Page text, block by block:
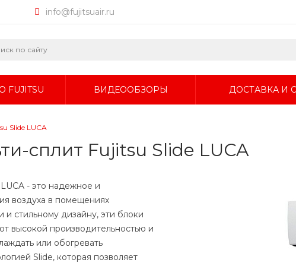
info@fujitsuair.ru
О FUJITSU ВИДЕООБЗОРЫ ДОСТАВКА И
Slide LUCA
сплит Fujitsu Slide LUCA
- это надежное и
воздуха в помещениях
и стильному дизайну, эти блоки
высокой производительностью и
или обогревать
Slide, которая позволяет